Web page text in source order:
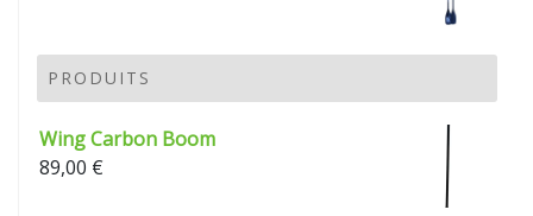
PRODUITS
Wing Carbon Boom
89,00 €